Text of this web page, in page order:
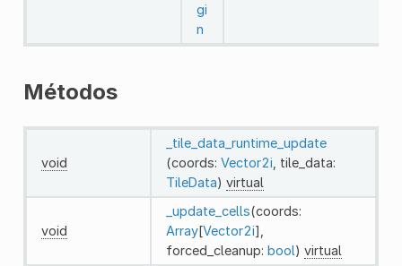
gi
n
Métodos
void
_tile_data_runtime_update
(coords: Vector2i , tile_data:
TileData) virtual
void
_update_cells(coords:
Array[Vector2i],
forced_cleanup: bool) virtual